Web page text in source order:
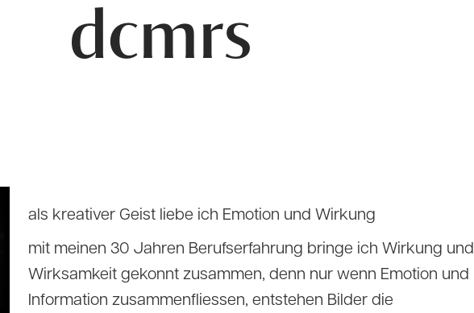
dcmrs
als kreativer Geist liebe ich Emotion und Wirkung
mit meinen 30 Jahren Berufserfahrung bringe ich Wirkung und
Wirksamkeit gekonnt zusammen, denn nur wenn Emotion und
Information zusammenfliessen, entstehen Bilder die